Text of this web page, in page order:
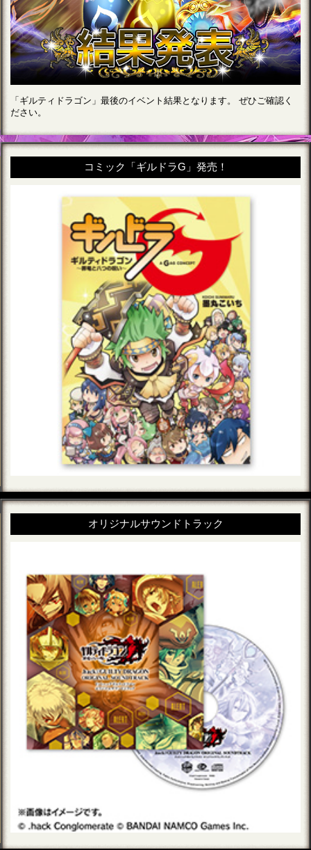
「ギルティドラゴン」最後のイベント結果となります。 ぜひご確認く
ださい。
コミック「ギルドラG」発売！
オリジナルサウンドトラック